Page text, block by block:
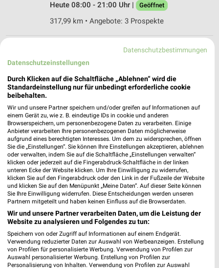
Heute 08:00 - 21:00 Uhr |
Geöffnet
317,99 km • Angebote: 3 Prospekte
Rossmann Süderbrarup
Südertoft 2
Heute 08:00 - 20:00 Uhr | Geöffnet
335,57 km • Angebote: 3 Prospekte
Rossmann Rendsburg
Hohe Str. 22
24768 Rendsburg
Heute 08:00 - 19:00 Uhr | Geöffnet
317,60 km • Angebote: 3 Prospekte
Douglas Rendsburg
Hohe Str. 28
24768 Rendsburg
Heute 10:00 - 18:00 Uhr | Geöffnet
Datenschutzbestimmungen
Datenschutzeinstellungen
Durch Klicken auf die Schaltfläche „Ablehnen“ wird die
Standardeinstellung nur für unbedingt erforderliche cookie
beibehalten.
Wir und unsere Partner speichern und/oder greifen auf Informationen auf
einem Gerät zu, wie z. B. eindeutige IDs in cookie und anderen
Browserspeichern, um personenbezogene Daten zu verarbeiten. Einige
Anbieter verarbeiten Ihre personenbezogenen Daten möglicherweise
aufgrund eines berechtigten Interesses. Um dem zu widersprechen, öffnen
Sie die „Einstellungen“. Sie können Ihre Einstellungen akzeptieren, ablehnen
oder verwalten, indem Sie auf die Schaltfläche „Einstellungen verwalten“
klicken oder jederzeit auf die Fingerabdruck-Schaltfläche in der linken
unteren Ecke der Website klicken. Um Ihre Einwilligung zu widerrufen,
klicken Sie auf den Fingerabdruck oder den Link in der Fußzeile der Website
und klicken Sie auf den Menüpunkt „Meine Daten“. Auf dieser Seite können
Sie Ihre Einwilligung widerrufen. Diese Entscheidungen werden unseren
Partnern mitgeteilt und haben keinen Einfluss auf die Browserdaten.
Wir und unsere Partner verarbeiten Daten, um die Leistung der
Website zu analysieren und Folgendes zu tun:
Speichern von oder Zugriff auf Informationen auf einem Endgerät.
Verwendung reduzierter Daten zur Auswahl von Werbeanzeigen. Erstellung
von Profilen für personalisierte Werbung. Verwendung von Profilen zur
Auswahl personalisierter Werbung. Erstellung von Profilen zur
Personalisierung von Inhalten. Verwendung von Profilen zur Auswahl